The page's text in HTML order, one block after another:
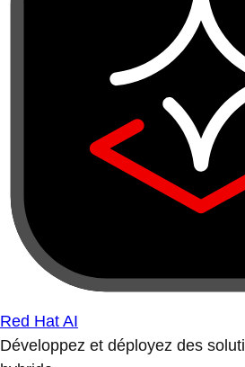
Red Hat AI
Développez et déployez des